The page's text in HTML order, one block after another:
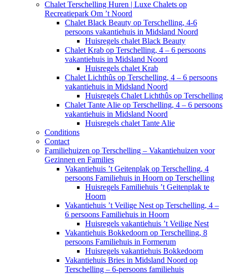
Chalet Terschelling Huren | Luxe Chalets op
Recreatiepark Om ’t Noord
Chalet Black Beauty op Terschelling, 4-6
persoons vakantiehuis in Midsland Noord
Huisregels chalet Black Beauty
Chalet Krab op Terschelling, 4 – 6 persoons
vakantiehuis in Midsland Noord
Huisregels chalet Krab
Chalet Lichthûs op Terschelling, 4 – 6 persoons
vakantiehuis in Midsland Noord
Huisregels Chalet Lichthûs op Terschelling
Chalet Tante Alie op Terschelling, 4 – 6 persoons
vakantiehuis in Midsland Noord
Huisregels chalet Tante Alie
Conditions
Contact
Familiehuizen op Terschelling – Vakantiehuizen voor
Gezinnen en Families
Vakantiehuis ’t Geitenplak op Terschelling, 4
persoons Familiehuis in Hoorn op Terschelling
Huisregels Familiehuis ’t Geitenplak te
Hoorn
Vakantiehuis ’t Veilige Nest op Terschelling, 4 –
6 persoons Familiehuis in Hoorn
Huisregels vakantiehuis ’t Veilige Nest
Vakantiehuis Bokkedoorn op Terschelling, 8
persoons Familiehuis in Formerum
Huisregels vakantiehuis Bokkedoorn
Vakantiehuis Bries in Midsland Noord op
Terschelling – 6-persoons familiehuis